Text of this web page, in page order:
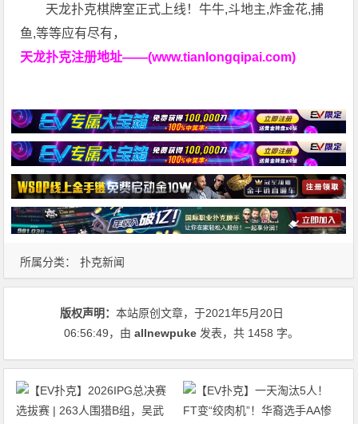
天龙扑克棋牌室正式上线！牛牛,斗地主,炸金花,捕
鱼,等等应有尽有，
天龙扑克注册地址——(www.tianlongqipai.com)
所属分类： 扑克新闻
版权声明：本站原创文章，于2021年5月20日
06:56:49，由allnewpuke 发表，共 1458 字。